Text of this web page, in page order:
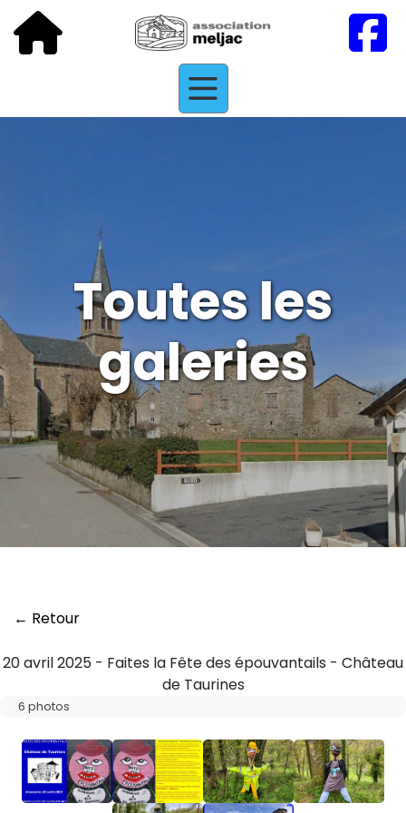
Toutes les
galeries
← Retour
20 avril 2025 - Faites la Fête des épouvantails - Château
de Taurines
6 photos